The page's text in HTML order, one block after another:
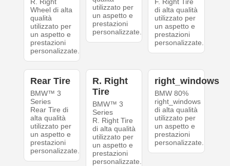
Wheel di alta
qualità
utilizzato per
un aspetto e
prestazioni
personalizzate.
utilizzato per
un aspetto e
prestazioni
personalizzate.
di alta qualità
utilizzato per
un aspetto e
prestazioni
personalizzate.
Rear Tire
BMW™ 3
Series
Rear Tire di
alta qualità
utilizzato per
un aspetto e
prestazioni
personalizzate.
R. Right
Tire
BMW™ 3
Series
R. Right Tire
di alta qualità
utilizzato per
un aspetto e
prestazioni
personalizzate.
right_windows
BMW 80%
right_windows
di alta qualità
utilizzato per
un aspetto e
prestazioni
personalizzate.